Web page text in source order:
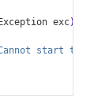
exc)
start the